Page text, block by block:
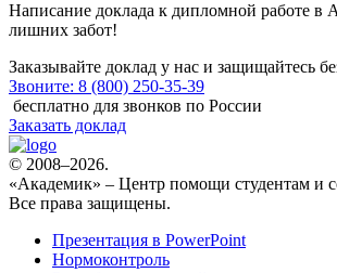
Написание доклада к дипломной работе в
лишних забот!
Заказывайте доклад у нас и защищайтесь
Звоните: 8 (800) 250-35-39
бесплатно для звонков по России
Заказать доклад
© 2008–2026.
«Академик» – Центр помощи студентам и
Все права защищены.
Презентация в PowerPoint
Нормоконтроль